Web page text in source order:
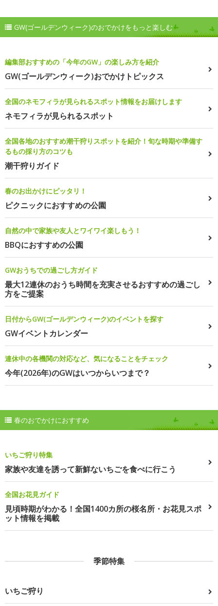
GW(ゴールデンウィーク)のおでかけをもっと楽しむ
編集部おすすめの「今年のGW」の楽しみ方を紹介
GW(ゴールデンウィーク)おでかけトピックス
全国のネモフィラが見られるスポット情報をお届けします
ネモフィラが見られるスポット
全国各地のおすすめ潮干狩りスポットを紹介！旬な時期や準備す
るもの採り方のコツも
潮干狩りガイド
春のお出かけにピッタリ！
ピクニックにおすすめの公園
自然の中で家族や友人とワイワイ楽しもう！
BBQにおすすめの公園
GWおうちでの過ごし方ガイド
最大12連休のおうち時間を充実させるおすすめの過ごし
方をご提案
日付からGW(ゴールデンウィーク)のイベントを探す
GWイベントカレンダー
連休中の各機関の対応など、気になることをチェック
今年(2026年)のGWはいつからいつまで？
春のおでかけにおすすめ
いちご狩り特集
家族や友達を誘って新鮮ないちごを食べに行こう
全国お花見ガイド
見頃時期がわかる！全国1400カ所の桜名所・お花見スポ
ット情報を掲載
季節特集
いちご狩り